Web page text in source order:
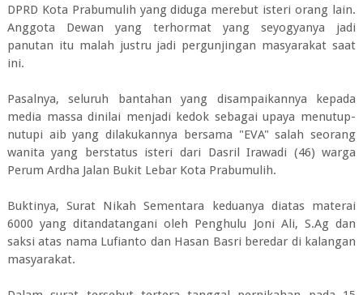
DPRD Kota Prabumulih yang diduga merebut isteri orang lain.
Anggota Dewan yang terhormat yang seyogyanya jadi
panutan itu malah justru jadi pergunjingan masyarakat saat
ini.
Pasalnya, seluruh bantahan yang disampaikannya kepada
media massa dinilai menjadi kedok sebagai upaya menutup-
nutupi aib yang dilakukannya bersama "EVA" salah seorang
wanita yang berstatus isteri dari Dasril Irawadi (46) warga
Perum Ardha Jalan Bukit Lebar Kota Prabumulih.
Buktinya, Surat Nikah Sementara keduanya diatas materai
6000 yang ditandatangani oleh Penghulu Joni Ali, S.Ag dan
saksi atas nama Lufianto dan Hasan Basri beredar di kalangan
masyarakat.